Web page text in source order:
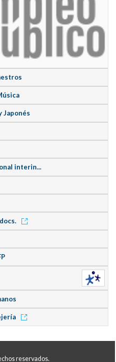
Japonés
interin...
reservados.